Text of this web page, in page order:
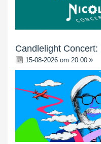
Candlelight
15-08-2026 om 20:00